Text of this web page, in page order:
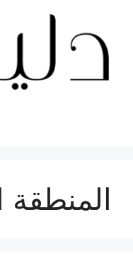
المحتوى
المنطقة